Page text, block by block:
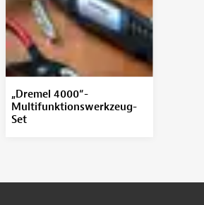
„Dremel 4000“-
Multifunktionswerkzeug-
Set